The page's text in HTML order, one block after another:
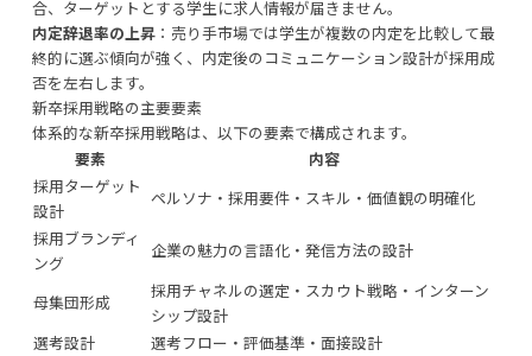
合、ターゲットとする学生に求人情報が届きません。
内定辞退率の上昇：売り手市場では学生が複数の内定を比較して最
終的に選ぶ傾向が強く、内定後のコミュニケーション設計が採用成
否を左右します。
新卒採用戦略の主要要素
体系的な新卒採用戦略は、以下の要素で構成されます。
要素
内容
採用ターゲット
設計
ペルソナ・採用要件・スキル・価値観の明確化
採用ブランディ
ング
企業の魅力の言語化・発信方法の設計
母集団形成
採用チャネルの選定・スカウト戦略・インターン
シップ設計
選考設計
選考フロー・評価基準・面接設計